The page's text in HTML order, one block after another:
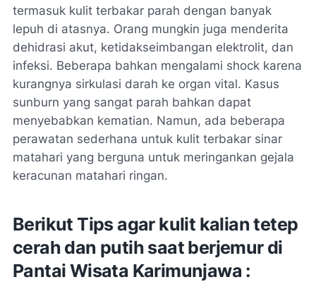
termasuk kulit terbakar parah dengan banyak
lepuh di atasnya. Orang mungkin juga menderita
dehidrasi akut, ketidakseimbangan elektrolit, dan
infeksi. Beberapa bahkan mengalami shock karena
kurangnya sirkulasi darah ke organ vital. Kasus
sunburn yang sangat parah bahkan dapat
menyebabkan kematian. Namun, ada beberapa
perawatan sederhana untuk kulit terbakar sinar
matahari yang berguna untuk meringankan gejala
keracunan matahari ringan.
Berikut Tips agar kulit kalian tetep
cerah dan putih saat berjemur di
Pantai Wisata Karimunjawa :